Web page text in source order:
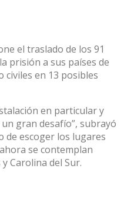
el traslado de los 91
prisión a sus países de
en 13 posibles
en particular y
gran desafío”, subrayó
de escoger los lugares
se contemplan
Carolina del Sur.